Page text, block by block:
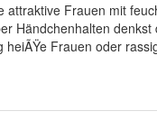
Frauen mit
Händchenhalten
Frauen oder